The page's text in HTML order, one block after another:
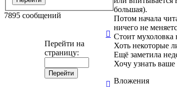
большая).
Потом начала
ничего не
Стоит мухоловка
Хоть некоторые
Ещё заметила
Хочу узнать
Вложения
7895 сообщений
Страница
395
из
395
Перейти на
страницу:
Пред.